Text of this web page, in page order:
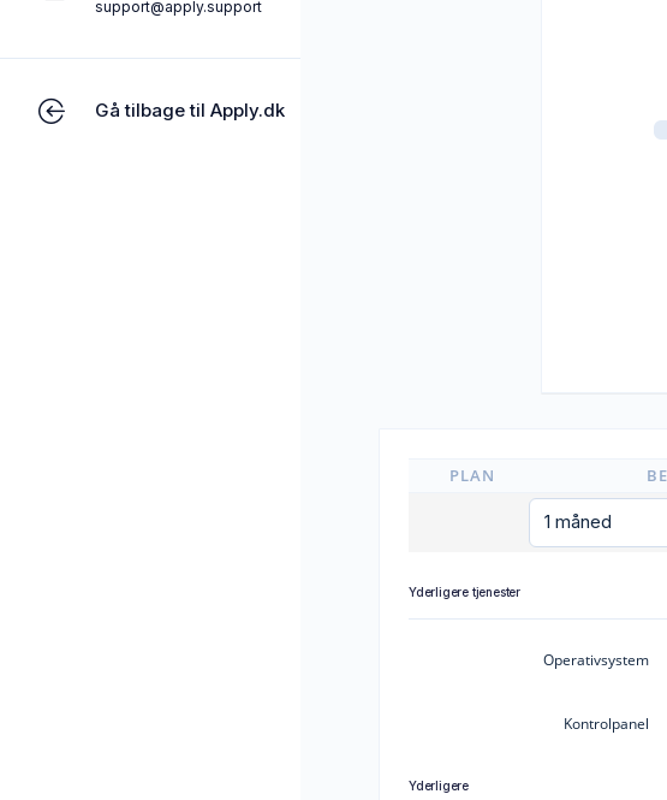
support@apply.support
Gå tilbage til Apply.dk
PLAN
Yderligere tjenester
Operativsystem
Kontrolpanel
Yderligere